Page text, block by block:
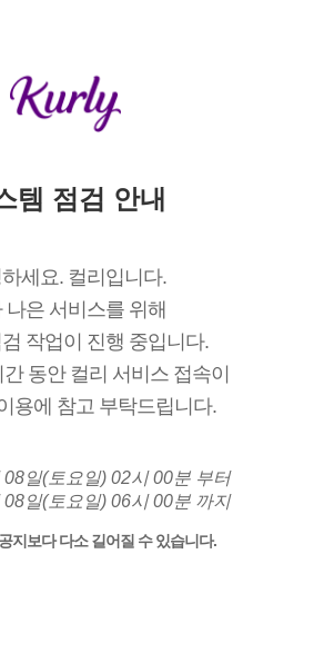
템 점검 안내
세요. 컬리입니다.
나은 서비스를 위해
작업이 진행 중입니다.
동안 컬리 서비스 접속이
용에 참고 부탁드립니다.
일(토요일) 02시 00분 부터
일(토요일) 06시 00분 까지
지보다 다소 길어질 수 있습니다.